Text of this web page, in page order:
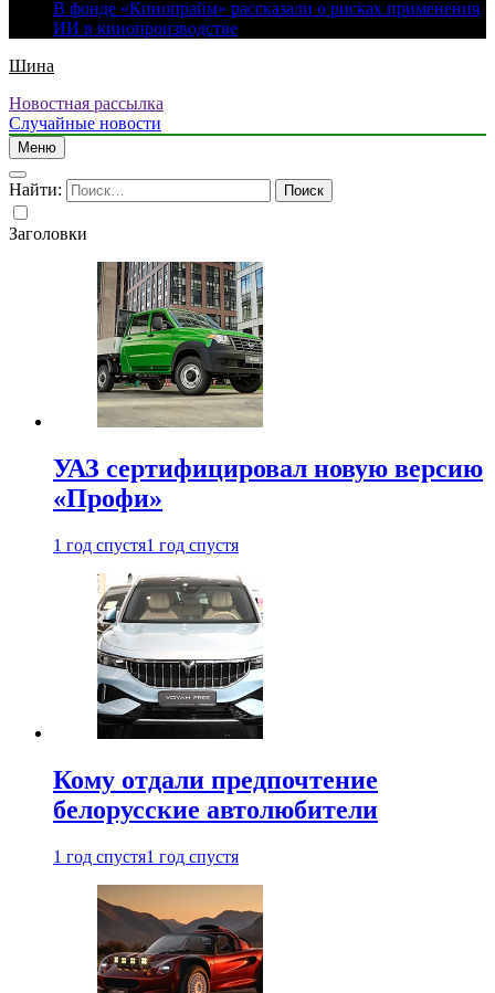
В фонде «Кинопрайм» рассказали о рисках применения
ИИ в кинопроизводстве
Шина
Новостная рассылка
Случайные новости
Меню
Найти:
Заголовки
УАЗ сертифицировал новую версию
«Профи»
1 год спустя1 год спустя
Кому отдали предпочтение
белорусские автолюбители
1 год спустя1 год спустя